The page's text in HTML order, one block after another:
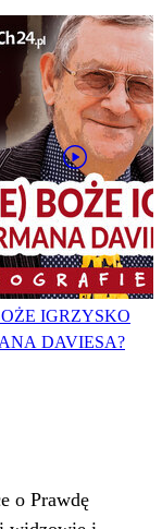
IGRZYSKO
DAVIESA?
o Prawdę